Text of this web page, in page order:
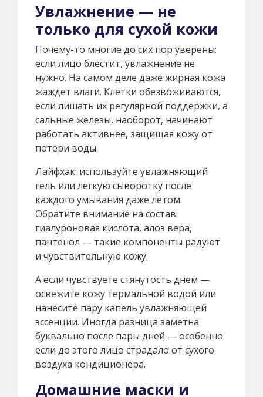
Увлажнение — не
только для сухой кожи
Почему-то многие до сих пор уверены:
если лицо блестит, увлажнение не
нужно. На самом деле даже жирная кожа
жаждет влаги. Клетки обезвоживаются,
если лишать их регулярной поддержки, а
сальные железы, наоборот, начинают
работать активнее, защищая кожу от
потери воды.
Лайфхак: используйте увлажняющий
гель или легкую сыворотку после
каждого умывания даже летом.
Обратите внимание на состав:
гиалуроновая кислота, алоэ вера,
пантенол — такие компоненты радуют
и чувствительную кожу.
А если чувствуете стянутость днем —
освежите кожу термальной водой или
нанесите пару капель увлажняющей
эссенции. Иногда разница заметна
буквально после пары дней — особенно
если до этого лицо страдало от сухого
воздуха кондиционера.
Домашние маски и